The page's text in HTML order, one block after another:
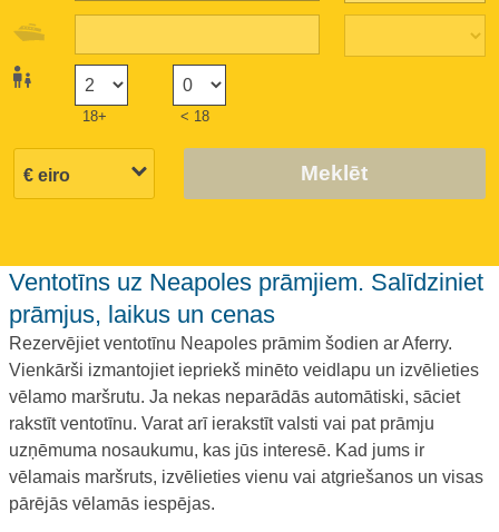
18+ < 18
Meklēt
Ventotīns uz Neapoles prāmjiem. Salīdziniet
prāmjus, laikus un cenas
Rezervējiet ventotīnu Neapoles prāmim šodien ar Aferry.
Vienkārši izmantojiet iepriekš minēto veidlapu un izvēlieties
vēlamo maršrutu. Ja nekas neparādās automātiski, sāciet
rakstīt ventotīnu. Varat arī ierakstīt valsti vai pat prāmju
uzņēmuma nosaukumu, kas jūs interesē. Kad jums ir
vēlamais maršruts, izvēlieties vienu vai atgriešanos un visas
pārējās vēlamās iespējas.